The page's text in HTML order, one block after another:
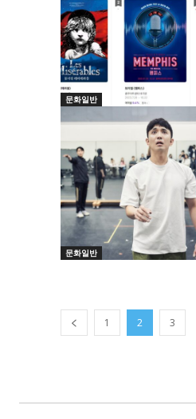
문화일반
문화일반
1 2 3